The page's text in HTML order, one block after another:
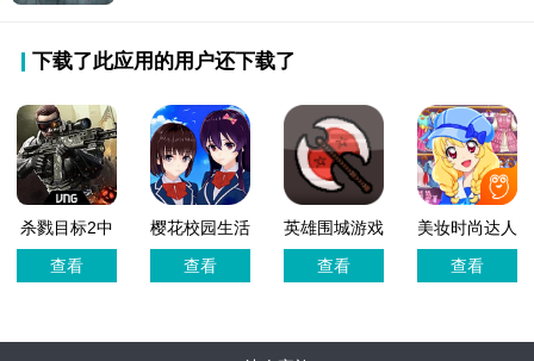
下载了此应用的用户还下载了
杀戮目标2中
文版
查看
樱花校园生活
模拟器游戏
查看
英雄围城游戏
官方正版
查看
美妆时尚达人
查看